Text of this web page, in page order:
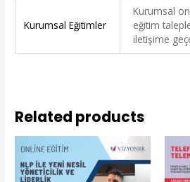
Kurumsal Eğitimler
Kurumsal
eğitim
iletişime
Related products
Original
was:
₺95.000,00.
price
is:
₺60.000,00.